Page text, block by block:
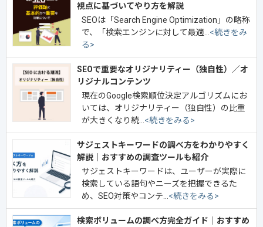
視点に基づいてやり方を解説
SEOは「Search Engine Optimization」の略称
で、「検索エンジンに対して最適… <続きをみ
る>
SEOで重要なオリジナリティー（独自性）／オ
リジナルコンテンツ
現在のGoogle検索順位決定アルゴリズムにお
いては、オリジナリティー（独自性）の比重
が大きくなり続… <続きをみる>
サジェストキーワードの調べ方をわかりやすく
解説｜おすすめの調査ツールも紹介
サジェストキーワードは、ユーザーが実際に
検索している語句やニーズを把握できるた
め、SEO対策やコンテ… <続きをみる>
検索ボリュームの調べ方完全ガイド｜おすすめ